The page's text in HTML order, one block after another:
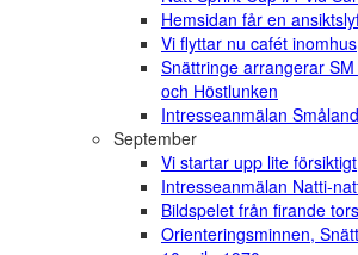
Hemsidan får en
Vi flyttar nu cafét inomhus
Snättringe arrangerar
och Höstlunken
Intresseanmälan
September
Vi startar upp lite försiktigt
Intresseanmälan Natti-
Bildspelet från firande
Orienteringsminnen,